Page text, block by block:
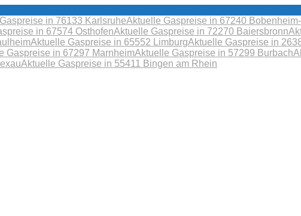
in 76133 KarlsruheAktuelle Gaspreise in 67240
in 67574 OsthofenAktuelle Gaspreise in 72270 Baiersbronn
Aktuelle Gaspreise in 65552 LimburgAktuelle Gaspreise in
Gaspreise in 67297 MarnheimAktuelle Gaspreise in 57299 Burbach
Aktuelle Gaspreise in 55411 Bingen am Rhein